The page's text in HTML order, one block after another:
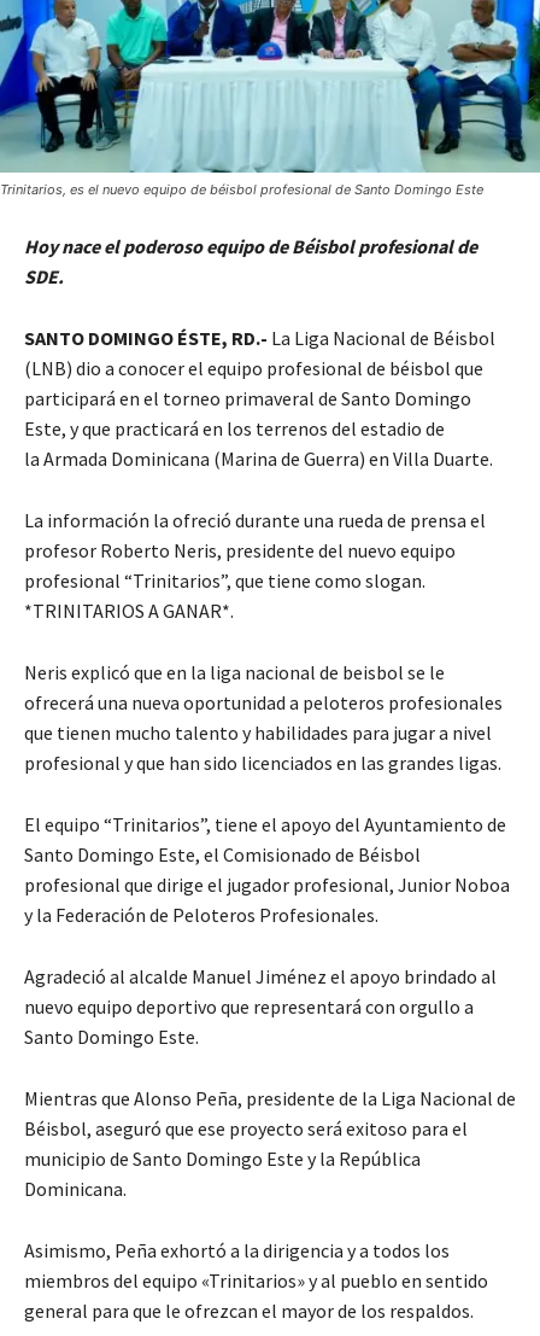
Trinitarios, es el nuevo equipo de béisbol profesional de Santo Domingo Este
Hoy nace el poderoso equipo de Béisbol profesional de
SDE.
SANTO DOMINGO ÉSTE, RD.- La Liga Nacional de Béisbol
(LNB) dio a conocer el equipo profesional de béisbol que
participará en el torneo primaveral de Santo Domingo
Este, y que practicará en los terrenos del estadio de
la Armada Dominicana (Marina de Guerra) en Villa Duarte.
La información la ofreció durante una rueda de prensa el
profesor Roberto Neris, presidente del nuevo equipo
profesional “Trinitarios”, que tiene como slogan.
*TRINITARIOS A GANAR*.
Neris explicó que en la liga nacional de beisbol se le
ofrecerá una nueva oportunidad a peloteros profesionales
que tienen mucho talento y habilidades para jugar a nivel
profesional y que han sido licenciados en las grandes ligas.
El equipo “Trinitarios”, tiene el apoyo del Ayuntamiento de
Santo Domingo Este, el Comisionado de Béisbol
profesional que dirige el jugador profesional, Junior Noboa
y la Federación de Peloteros Profesionales.
Agradeció al alcalde Manuel Jiménez el apoyo brindado al
nuevo equipo deportivo que representará con orgullo a
Santo Domingo Este.
Mientras que Alonso Peña, presidente de la Liga Nacional de
Béisbol, aseguró que ese proyecto será exitoso para el
municipio de Santo Domingo Este y la República
Dominicana.
Asimismo, Peña exhortó a la dirigencia y a todos los
miembros del equipo «Trinitarios» y al pueblo en sentido
general para que le ofrezcan el mayor de los respaldos.